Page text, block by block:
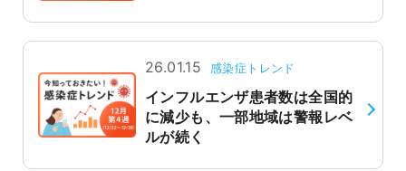
26.01.15 感染症トレンド
インフルエンザ患者数は全国的
に減少も、一部地域は警報レベ
ルが続く